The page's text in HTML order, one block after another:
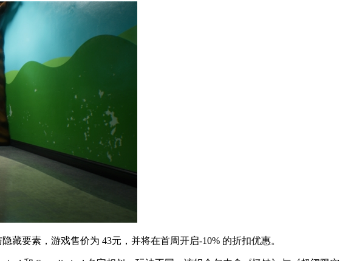
藏要素，游戏售价为 43元，并将在首周开启-10% 的折扣优惠。